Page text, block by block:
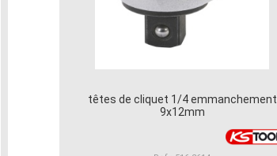
têtes de cliquet 1/4 emmanchement
9x12mm